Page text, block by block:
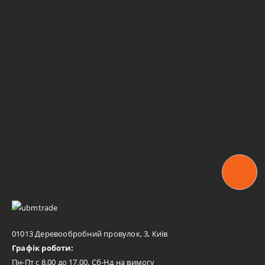
01013 Деревообробний провулок, 3, Київ
Графік роботи:
Пн-Пт с 8.00 до 17.00, Сб-Нд на вимогу